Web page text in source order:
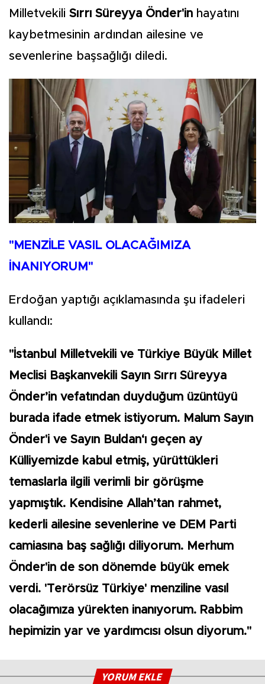
Milletvekili Sırrı Süreyya Önder'in hayatını
kaybetmesinin ardından ailesine ve
sevenlerine başsağlığı diledi.
"MENZİLE VASIL OLACAĞIMIZA
İNANIYORUM"
Erdoğan yaptığı açıklamasında şu ifadeleri
kullandı:
"İstanbul Milletvekili ve Türkiye Büyük Millet
Meclisi Başkanvekili Sayın Sırrı Süreyya
Önder’in vefatından duyduğum üzüntüyü
burada ifade etmek istiyorum. Malum Sayın
Önder'i ve Sayın Buldan‘ı geçen ay
Külliyemizde kabul etmiş, yürüttükleri
temaslarla ilgili verimli bir görüşme
yapmıştık. Kendisine Allah’tan rahmet,
kederli ailesine sevenlerine ve DEM Parti
camiasına baş sağlığı diliyorum. Merhum
Önder'in de son dönemde büyük emek
verdi. 'Terörsüz Türkiye' menziline vasıl
olacağımıza yürekten inanıyorum. Rabbim
hepimizin yar ve yardımcısı olsun diyorum."
YORUM EKLE